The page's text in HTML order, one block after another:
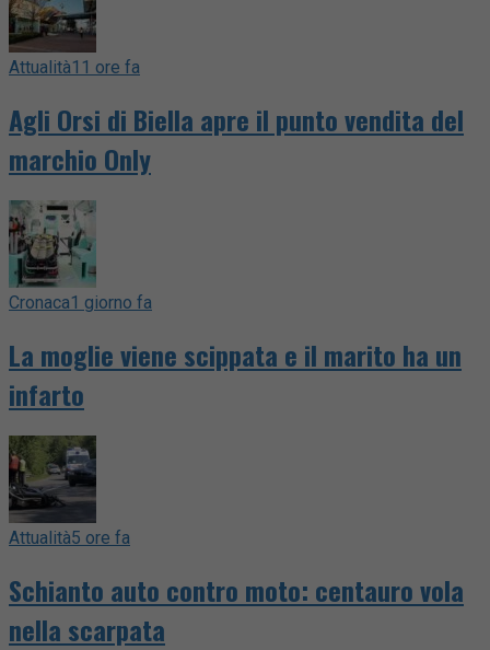
Attualità11 ore fa
Agli Orsi di Biella apre il punto vendita del
marchio Only
Cronaca1 giorno fa
La moglie viene scippata e il marito ha un
infarto
Attualità5 ore fa
Schianto auto contro moto: centauro vola
nella scarpata